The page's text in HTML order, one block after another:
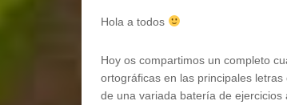
Hola a todos
Hoy os compartimos un completo
ortográficas en las principales
de una variada batería de ejercicios